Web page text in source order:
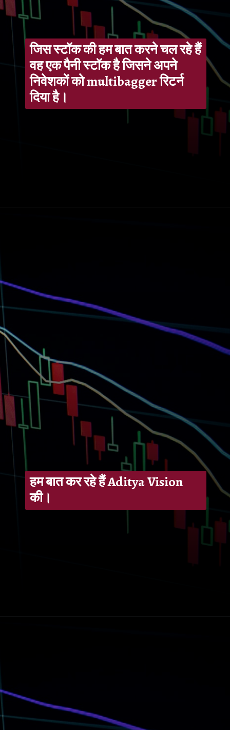
जिस स्टॉक की हम बात करने चल रहे हैं
वह एक पैनी स्टॉक है जिसने अपने
निवेशकों को multibagger रिटर्न
दिया है।
हम बात कर रहे हैं Aditya Vision
की।